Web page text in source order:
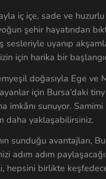
iç içe, sade ve
şehir hayatından
uyanıp
için harika bir
doğasıyla Ege ve
için Bursa’daki
imkânı sunuyor.
daha yaklaşabilirsiniz.
sunduğu avantajları,
adım adım
hepsini birlikte